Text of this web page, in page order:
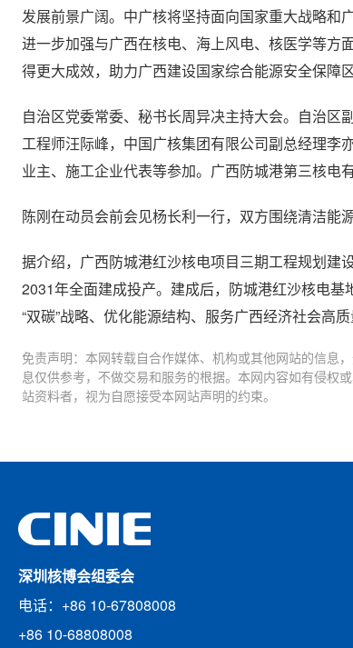
发展前景广阔。中广核将坚持面向国家重大战略和
进一步加强与广西在核电、海上风电、核医学等方
得更大成效，助力广西建设国家综合能源安全保障
自治区党委常委、秘书长周异决主持大会。自治区
工程师汪际峰，中国广核集团有限公司副总经理李
业主、施工企业代表等参加。广西防城港第三核电
陈刚在动员会前会见杨长利一行，双方围绕清洁能
据介绍，广西防城港红沙核电项目三期工程规划建
2031年全面建成投产。建成后，防城港红沙核电
“双碳”战略、优化能源结构、服务广西经济社会高质
免责声明：本网转载自合作媒体、机构或其他网站的信息
息仅供参考，不做交易和服务的根据。本网内容如有侵权
站资料者，视为自愿接受本网站声明的约束。
深圳核博会组委会
电话：+86 10-67808008
+86 10-68808008